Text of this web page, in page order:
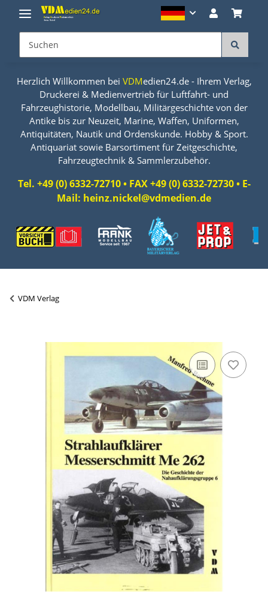
Herzlich Willkommen bei VDMedien24.de - Ihrem Verlag,
Druckerei & Medienvertrieb für Luftfahrt- und
Fahrzeughistorie, Modellbau, Militärgeschichte von der
Antike bis zur Neuzeit, Marine, Waffen, Uniformen,
Antiquitäten, Nautik und Ordenskunde. Hobby & Sport.
Antiquariat sowie Barsortiment für Zeitgeschichte,
Fahrzeugtechnik & Sammlerzubehör.
Tel. +49 (0) 6332-72710 • FAX +49 (0) 6332-72730 • E-
Mail: heinz.nickel@vdmedien.de
VDM Verlag